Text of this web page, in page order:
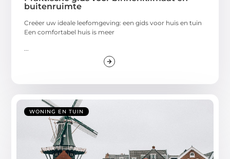
buitenruimte
Creëer uw ideale leefomgeving: een gids voor huis en tuin
Een comfortabel huis is meer
...
WONING EN TUIN